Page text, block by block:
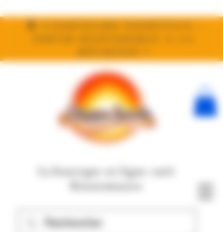
🧬 Compound Genetics :
La boutique en ligne 100%
Réunionnaise